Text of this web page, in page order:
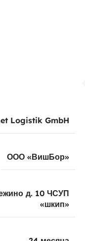
Logistik GmbH
ООО «ВишБор»
д. 10 ЧСУП
«шкип»